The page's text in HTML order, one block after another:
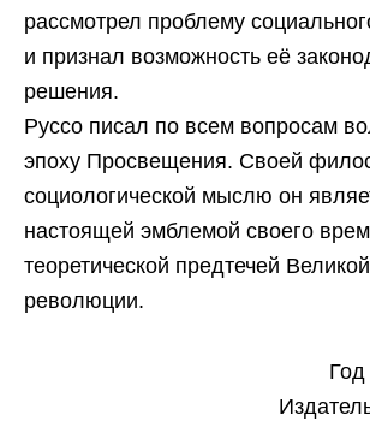
рассмотрел проблему
и признал возможность её
решения.
Руссо писал по всем вопросам
эпоху Просвещения. Своей
социологической мыслю он
настоящей эмблемой своего
теоретической предтечей
революции.